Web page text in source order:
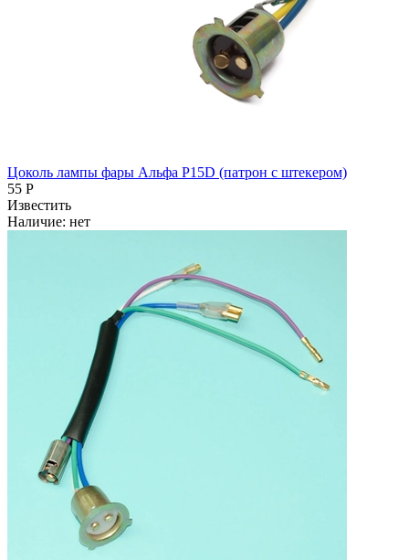
Цоколь лампы фары Альфа P15D (патрон с штекером)
55 Р
Известить
Наличие: нет